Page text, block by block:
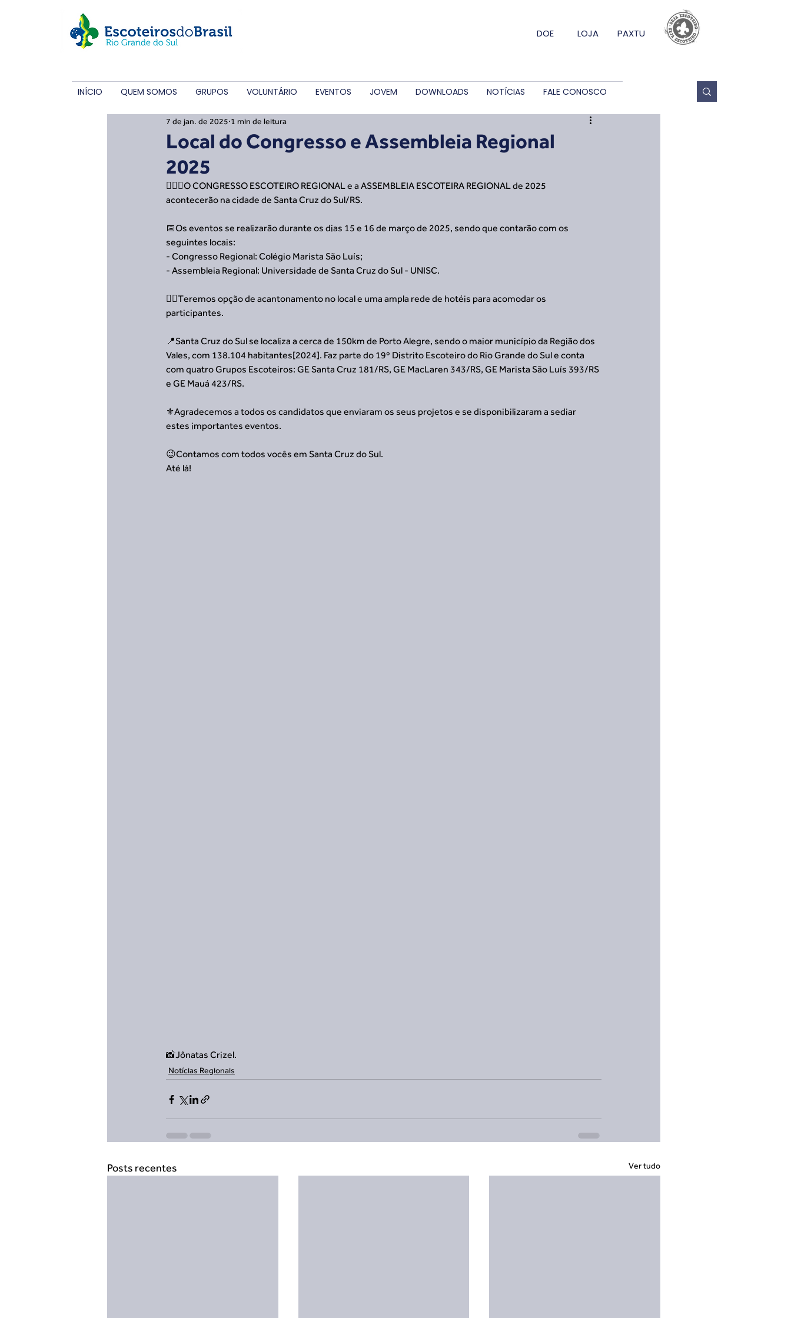
DOE LOJA PAXTU
INÍCIO QUEM SOMOS GRUPOS VOLUNTÁRIO EVENTOS JOVEM DOWNLOADS NOTÍCIAS FALE CONOSCO
Local do Congresso e Assembleia Regional
2025
7 de jan. de 2025 1 min de leitura
🙋🏻‍♂️O CONGRESSO ESCOTEIRO REGIONAL e a ASSEMBLEIA ESCOTEIRA REGIONAL de 2025
acontecerão na cidade de Santa Cruz do Sul/RS.
📅Os eventos se realizarão durante os dias 15 e 16 de março de 2025, sendo que contarão com os
seguintes locais:
- Congresso Regional: Colégio Marista São Luís;
- Assembleia Regional: Universidade de Santa Cruz do Sul - UNISC.
👉🏻Teremos opção de acantonamento no local e uma ampla rede de hotéis para acomodar os
participantes.
📍Santa Cruz do Sul se localiza a cerca de 150km de Porto Alegre, sendo o maior município da Região dos
Vales, com 138.104 habitantes[2024]. Faz parte do 19º Distrito Escoteiro do Rio Grande do Sul e conta
com quatro Grupos Escoteiros: GE Santa Cruz 181/RS, GE MacLaren 343/RS, GE Marista São Luís 393/RS
e GE Mauá 423/RS.
⚜️Agradecemos a todos os candidatos que enviaram os seus projetos e se disponibilizaram a sediar
estes importantes eventos.
😉Contamos com todos vocês em Santa Cruz do Sul.
Até lá!
📸Jônatas Crizel.
Notícias Regionais
Posts recentes Ver tudo